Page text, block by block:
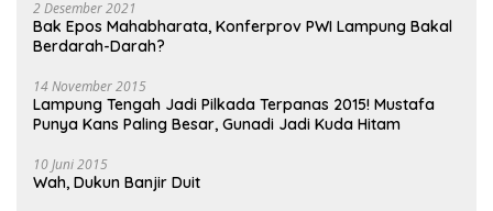
2 Desember 2021
Bak Epos Mahabharata, Konferprov PWI Lampung Bakal
Berdarah-Darah?
14 November 2015
Lampung Tengah Jadi Pilkada Terpanas 2015! Mustafa
Punya Kans Paling Besar, Gunadi Jadi Kuda Hitam
10 Juni 2015
Wah, Dukun Banjir Duit